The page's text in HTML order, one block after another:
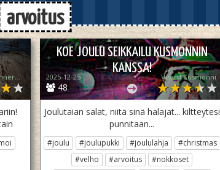
arvoitus
꧁♡ Moonlight_Lynner_Lover ♡꧂
KOE JOULU SEIKKAILU KUSMONNIN
KANSSA!
48
2025-12-25 Visard Kusmonni
Joulutaian salat, niitä sinä halajat... kiltteytesi
punnitaan...
#joulu #joulupukki #joululahja
#christmas
#velho
#arvoitus
#nokkoset